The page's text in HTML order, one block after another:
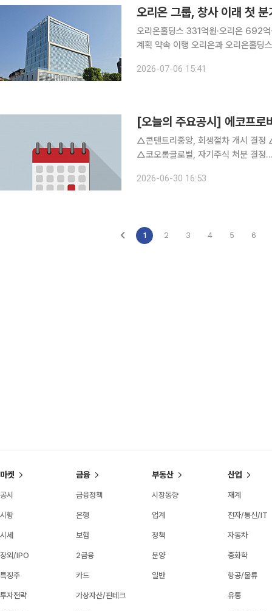
오리온 그룹, 창사 이래 첫
오리온홀딩스 331억원·오리온 692
계획 약속 이행 오리온과 오리온홀딩스가 주주가치를 높이기 위해 창사 이래 처음으로 분기배당을
제고 계획에 따라 이번 분기배당을
2026-07-06 15:41
[오늘의 주요공시] 에코프로
△콘텐트리중앙, 회생절차 개시 결정 △에코프로비엠, 주주배정 유상증자 결정…1조2000억 규모
△코오롱글로벌, 자기주식 처분 결정...31억 규모 △조선내화, 보통주 1주
2026-06-30 16:53
1 2 3 4 5 6
마켓
공시
시황
시세
장외/IPO
특징주
투자전략
금융
금융정책
은행
보험
2금융
카드
가상자산/핀테크
부동산
시장동향
업계
정책
분양
일반
산업
재계
전자/통신/IT
자동차
중화학
항공/물류
유통